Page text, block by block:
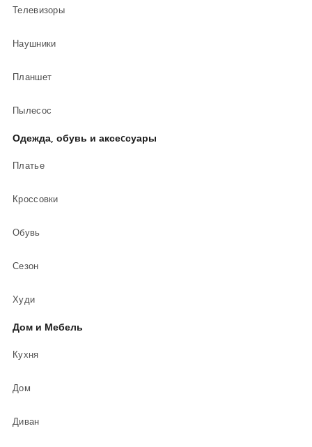
Телевизоры
Наушники
Планшет
Пылесос
Одежда, обувь и аксеcсуары
Платье
Кроссовки
Обувь
Сезон
Худи
Дом и Мебель
Кухня
Дом
Диван